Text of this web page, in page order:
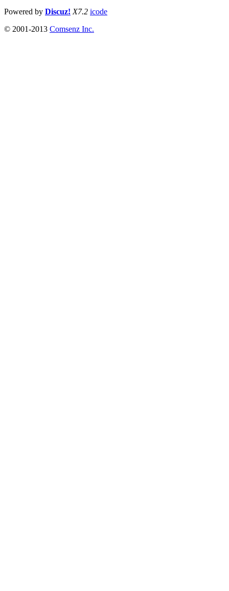
Powered by Discuz! X7.2 icode
© 2001-2013 Comsenz Inc.